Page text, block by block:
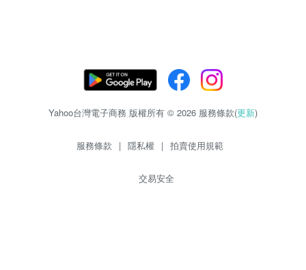
Yahoo台灣電子商務 版權所有 © 2026 服務條款(更新)
服務條款 | 隱私權 | 拍賣使用規範
交易安全